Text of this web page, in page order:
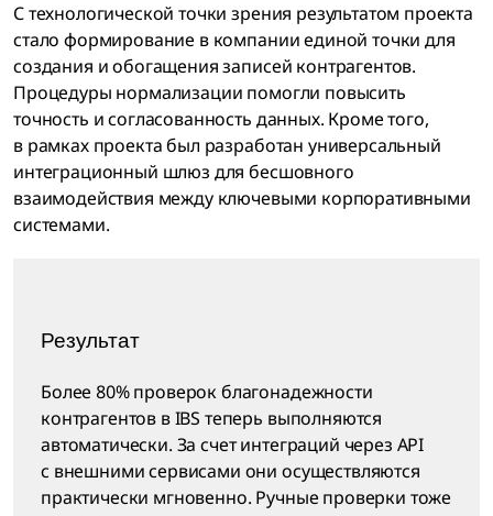
С технологической точки зрения результатом проекта
стало формирование в компании единой точки для
создания и обогащения записей контрагентов.
Процедуры нормализации помогли повысить
точность и согласованность данных. Кроме того,
в рамках проекта был разработан универсальный
интеграционный шлюз для бесшовного
взаимодействия между ключевыми корпоративными
системами.
Результат
Более 80% проверок благонадежности
контрагентов в IBS теперь выполняются
автоматически. За счет интеграций через API
с внешними сервисами они осуществляются
практически мгновенно. Ручные проверки тоже